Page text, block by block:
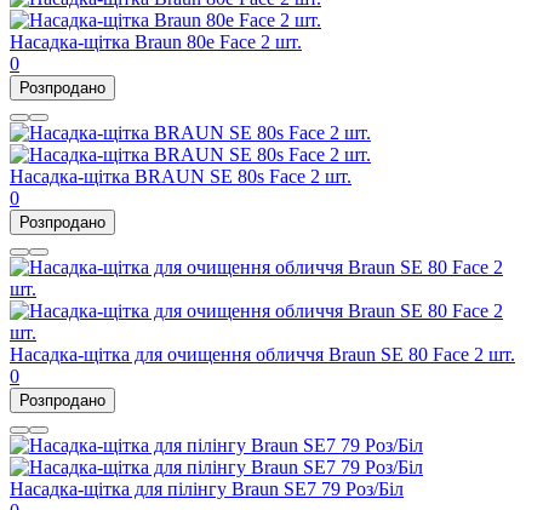
Насадка-щітка Braun 80e Face 2 шт.
0
Розпродано
Насадка-щітка BRAUN SE 80s Face 2 шт.
0
Розпродано
Насадка-щітка для очищення обличчя Braun SE 80 Face 2 шт.
0
Розпродано
Насадка-щітка для пілінгу Braun SE7 79 Роз/Біл